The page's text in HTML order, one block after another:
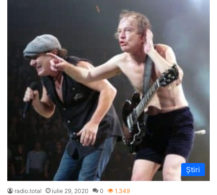
Știri
radio.total iulie 29, 2020 0 1.349